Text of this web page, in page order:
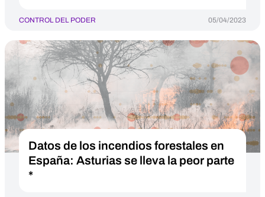
CONTROL DEL PODER 05/04/2023
Datos de los incendios forestales en
España: Asturias se lleva la peor parte
*